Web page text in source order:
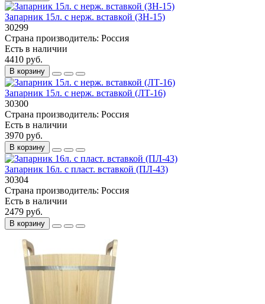
Запарник 15л. с нерж. вставкой (ЗН-15)
30299
Страна производитель: Россия
Есть в наличии
4410 руб.
В корзину
Запарник 15л. с нерж. вставкой (ЛТ-16)
30300
Страна производитель: Россия
Есть в наличии
3970 руб.
В корзину
Запарник 16л. с пласт. вставкой (ПЛ-43)
30304
Страна производитель: Россия
Есть в наличии
2479 руб.
В корзину